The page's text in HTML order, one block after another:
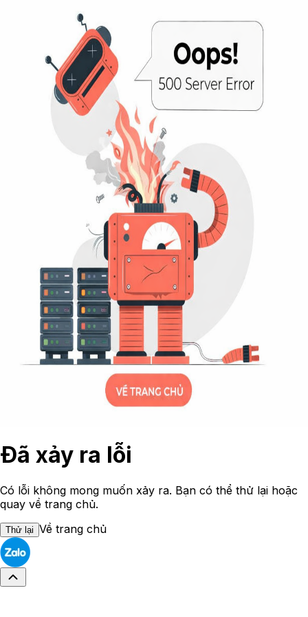
Đã xảy ra lỗi
Có lỗi không mong muốn xảy ra. Bạn có thể thử lại hoặc
quay về trang chủ.
Thử lại Về trang chủ